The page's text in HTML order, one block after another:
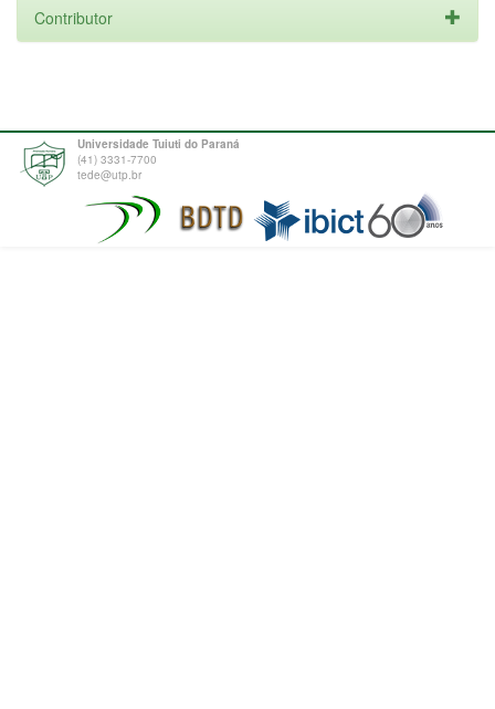
Contributor
Universidade Tuiuti do Paraná
(41) 3331-7700
tede@utp.br